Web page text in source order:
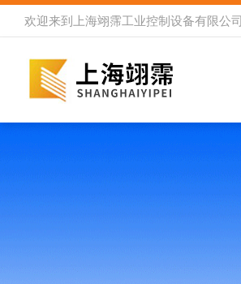
欢迎来到 上海翊霈工业控制设备有限公司